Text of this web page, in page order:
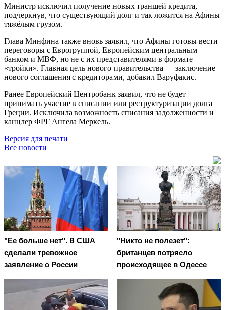
Министр исключил получение новых траншей кредита,
подчеркнув, что существующий долг и так ложится на Афины
тяжёлым грузом.
Глава Минфина также вновь заявил, что Афины готовы вести
переговоры с Еврогруппой, Европейским центральным
банком и МВФ, но не с их представителями в формате
«тройки». Главная цель нового правительства — заключение
нового соглашения с кредиторами, добавил Варуфакис.
Ранее Европейский Центробанк заявил, что не будет
принимать участие в списании или реструктуризации долга
Греции. Исключила возможность списания задолженности и
канцлер ФРГ Ангела Меркель.
Версия для печати
Все новости
"Ее больше нет". В США
сделали тревожное
заявление о России
"Никто не полезет":
британцев потрясло
происходящее в Одессе